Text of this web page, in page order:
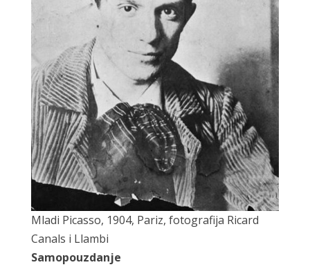
Mladi Picasso, 1904, Pariz, fotografija Ricard
Canals i Llambi
Samopouzdanje